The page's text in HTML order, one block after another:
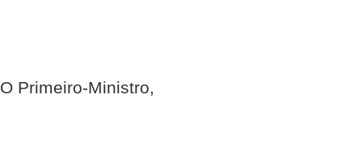
O Primeiro-Ministro,